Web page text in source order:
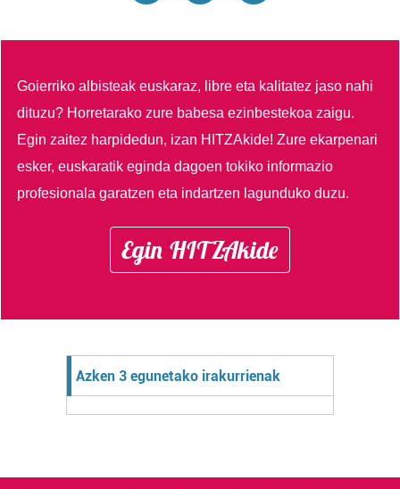
Goierriko albisteak euskaraz, libre eta kalitatez jaso nahi
dituzu? Horretarako zure babesa ezinbestekoa zaigu.
Egin zaitez harpidedun, izan HITZAkide!Zure ekarpenari
esker, euskaratik eginda dagoen tokiko informazio
profesionala garatzen eta indartzen lagunduko duzu.
Egin HITZAkide
Azken 3 egunetako irakurrienak